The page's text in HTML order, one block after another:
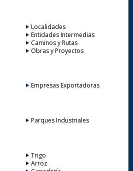
Localidades
Entidades Intermedias
Caminos y Rutas
Obras y Proyectos
Empresas Exportadoras
Parques Industriales
Trigo
Arroz